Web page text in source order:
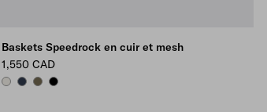
Baskets Speedrock en cuir et mesh
1,550 CAD
CHALK WHITE
NAVYFOREST GREEN
BLACK